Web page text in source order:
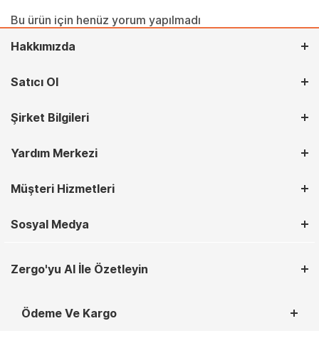
Bu ürün için henüz yorum yapılmadı
Hakkımızda
Satıcı Ol
Şirket Bilgileri
Yardım Merkezi
Müşteri Hizmetleri
Sosyal Medya
Zergo'yu AI İle Özetleyin
Ödeme Ve Kargo